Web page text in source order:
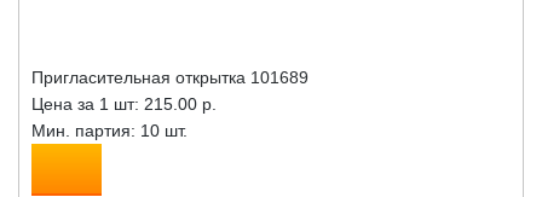
Пригласительная открытка 101689
Цена за 1 шт: 215.00 р.
Мин. партия: 10 шт.